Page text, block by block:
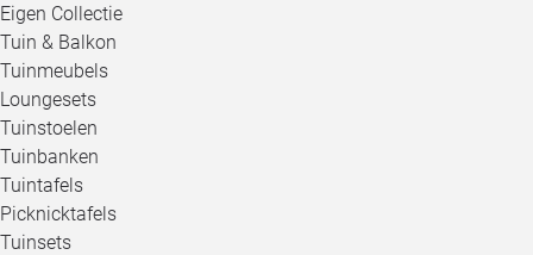
Eigen Collectie
Tuin & Balkon
Tuinmeubels
Loungesets
Tuinstoelen
Tuinbanken
Tuintafels
Picknicktafels
Tuinsets